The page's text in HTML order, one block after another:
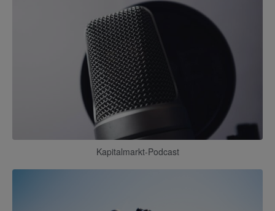
Kapitalmarkt-Podcast